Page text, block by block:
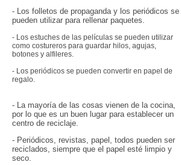
- Los folletos de propaganda y los periódicos se
pueden utilizar para rellenar paquetes.
- Los estuches de las películas se pueden utilizar
como costureros para guardar hilos, agujas,
botones y alfileres.
- Los periódicos se pueden convertir en papel de
regalo.
- La mayoría de las cosas vienen de la cocina,
por lo que es un buen lugar para establecer un
centro de reciclaje.
- Periódicos, revistas, papel, todos pueden ser
reciclados, siempre que el papel esté limpio y
seco.